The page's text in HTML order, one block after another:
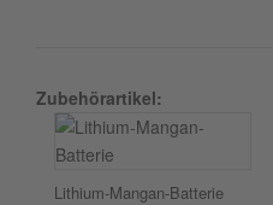
Zubehörartikel:
Lithium-Mangan-Batterie